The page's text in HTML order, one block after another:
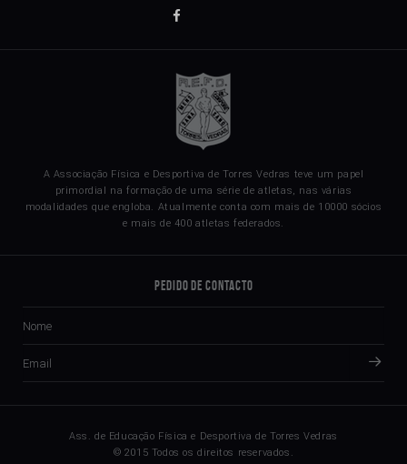
A Associação Física e Desportiva de Torres Vedras teve um papel
primordial na formação de uma série de atletas, nas várias
modalidades que engloba. Atualmente conta com mais de 10000 sócios
e mais de 400 atletas federados.
Pedido de Contacto
Ass. de Educação Física e Desportiva de Torres Vedras
© 2015 Todos os direitos reservados.